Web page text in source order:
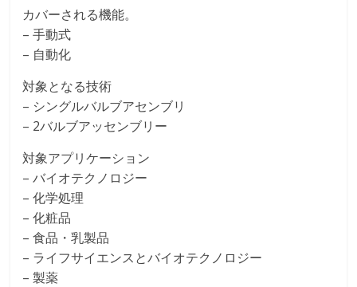
カバーされる機能。
– 手動式
– 自動化
対象となる技術
– シングルバルブアセンブリ
– 2バルブアッセンブリー
対象アプリケーション
– バイオテクノロジー
– 化学処理
– 化粧品
– 食品・乳製品
– ライフサイエンスとバイオテクノロジー
– 製薬